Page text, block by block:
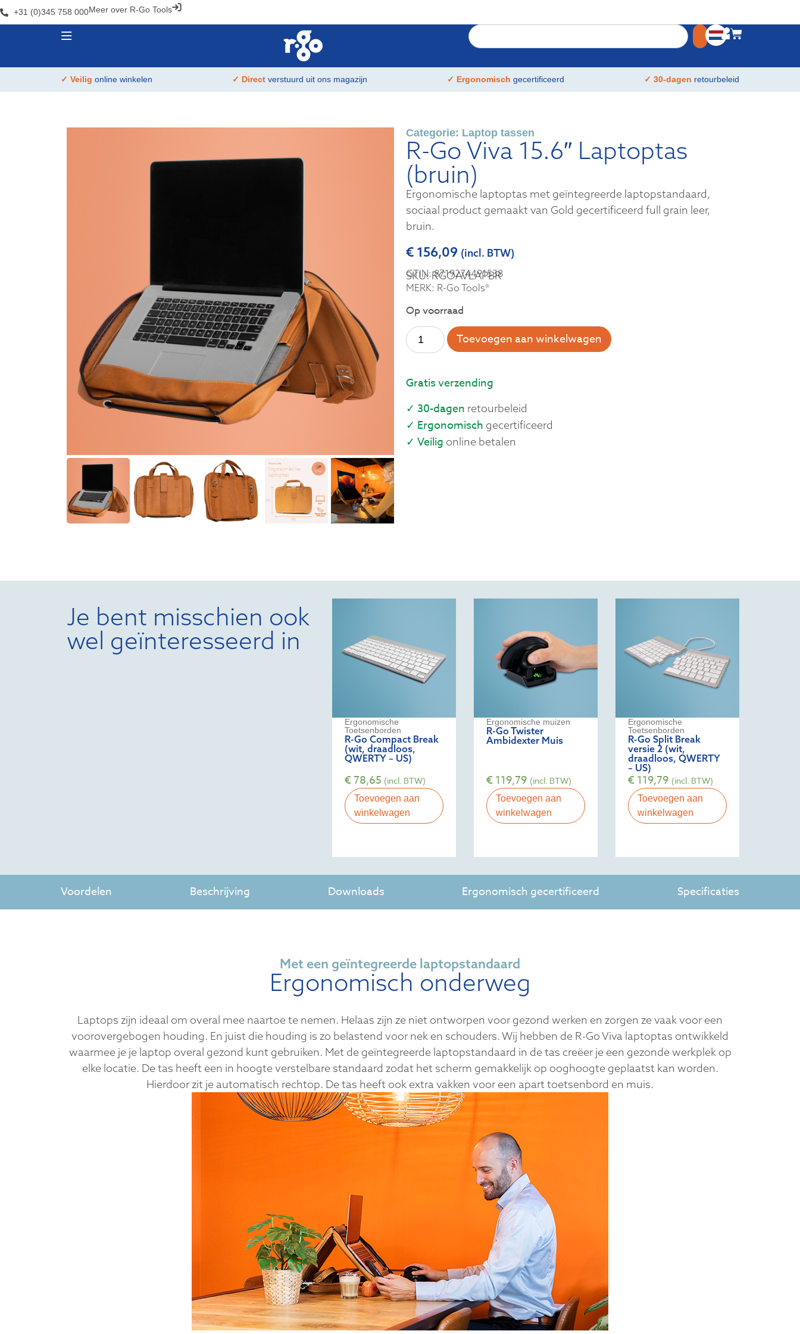
+31 (0)345 758 000Meer over R-Go Tools
✓ Veilig online winkelen ✓ Direct verstuurd uit ons magazijn ✓ Ergonomisch gecertificeerd ✓ 30-dagen retourbeleid
Categorie: Laptop tassen
R-Go Viva 15.6″ Laptoptas
(bruin)
Ergonomische laptoptas met geïntegreerde laptopstandaard,
sociaal product gemaakt van Gold gecertificeerd full grain leer,
bruin.
€ 156,09 (incl. BTW)
SKU: RGOAVLAPBR
GTIN: 8719274491538
MERK: R-Go Tools®
Op voorraad
Toevoegen aan winkelwagen
Gratis verzending
✓ 30-dagen retourbeleid
✓ Ergonomisch gecertificeerd
✓ Veilig online betalen
Je bent misschien ook
wel geïnteresseerd in
Ergonomische
Toetsenborden
R-Go Compact Break
(wit, draadloos,
QWERTY – US)
€78,65 (incl. BTW)
Toevoegen aan
winkelwagen
Ergonomische muizen
R-Go Twister
Ambidexter Muis
€119,79 (incl. BTW)
Toevoegen aan
winkelwagen
Ergonomische
Toetsenborden
R-Go Split Break
versie 2 (wit,
draadloos, QWERTY
– US)
€119,79 (incl. BTW)
Toevoegen aan
winkelwagen
Voordelen Beschrijving Downloads Ergonomisch gecertificeerd Specificaties
Met een geïntegreerde laptopstandaard
Ergonomisch onderweg
Laptops zijn ideaal om overal mee naartoe te nemen. Helaas zijn ze niet ontworpen voor gezond werken en zorgen ze vaak voor een
voorovergebogen houding. En juist die houding is zo belastend voor nek en schouders. Wij hebben de R-Go Viva laptoptas ontwikkeld
waarmee je je laptop overal gezond kunt gebruiken. Met de geïntegreerde laptopstandaard in de tas creëer je een gezonde werkplek op
elke locatie. De tas heeft een in hoogte verstelbare standaard zodat het scherm gemakkelijk op ooghoogte geplaatst kan worden.
Hierdoor zit je automatisch rechtop. De tas heeft ook extra vakken voor een apart toetsenbord en muis.